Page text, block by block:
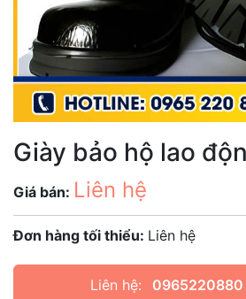
Giày bảo hộ lao
Giá bán: Liên hệ
Đơn hàng tối thiểu: Liên hệ
Liên hệ: 0965220880